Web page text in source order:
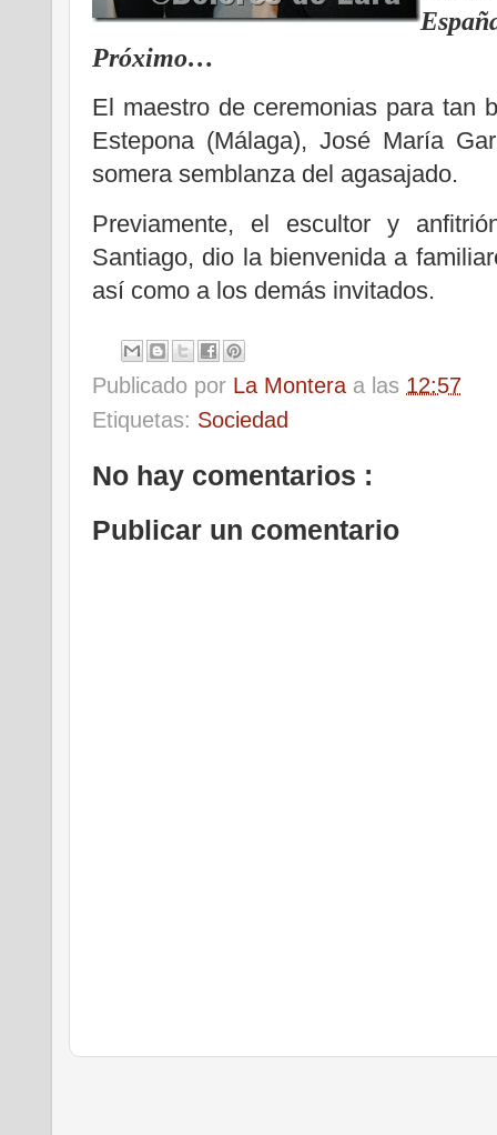
Próximo…
El maestro de ceremonias para tan
Estepona (Málaga), José María
somera semblanza del agasajado.
Previamente, el escultor y
Santiago, dio la bienvenida a
así como a los demás invitados.
Publicado por La Montera a las 12:57
Etiquetas: Sociedad
No hay comentarios :
Publicar un comentario